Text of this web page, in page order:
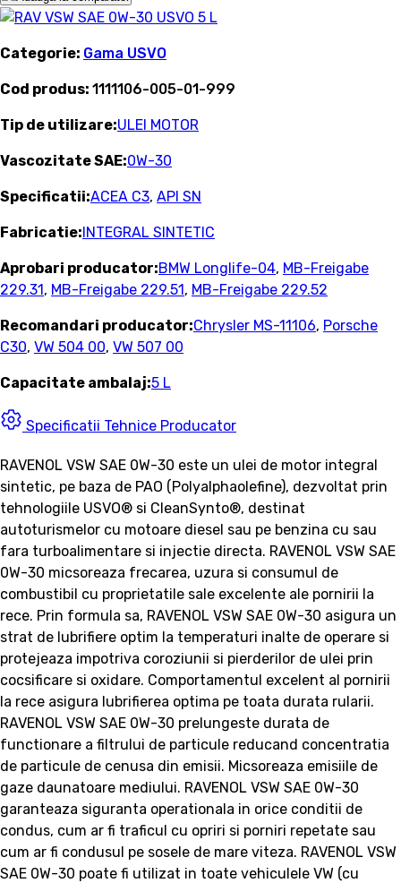
Categorie: Gama USVO
Cod produs: 1111106-005-01-999
Tip de utilizare:ULEI MOTOR
Vascozitate SAE:0W-30
Specificatii:ACEA C3, API SN
Fabricatie:INTEGRAL SINTETIC
Aprobari producator:BMW Longlife-04, MB-Freigabe
229.31, MB-Freigabe 229.51, MB-Freigabe 229.52
Recomandari producator:Chrysler MS-11106, Porsche
C30, VW 504 00, VW 507 00
Capacitate ambalaj:5 L
Specificatii Tehnice Producator
RAVENOL VSW SAE 0W-30 este un ulei de motor integral
sintetic, pe baza de PAO (Polyalphaolefine), dezvoltat prin
tehnologiile USVO® si CleanSynto®, destinat
autoturismelor cu motoare diesel sau pe benzina cu sau
fara turboalimentare si injectie directa. RAVENOL VSW SAE
0W-30 micsoreaza frecarea, uzura si consumul de
combustibil cu proprietatile sale excelente ale pornirii la
rece. Prin formula sa, RAVENOL VSW SAE 0W-30 asigura un
strat de lubrifiere optim la temperaturi inalte de operare si
protejeaza impotriva coroziunii si pierderilor de ulei prin
cocsificare si oxidare. Comportamentul excelent al pornirii
la rece asigura lubrifierea optima pe toata durata rularii.
RAVENOL VSW SAE 0W-30 prelungeste durata de
functionare a filtrului de particule reducand concentratia
de particule de cenusa din emisii. Micsoreaza emisiile de
gaze daunatoare mediului. RAVENOL VSW SAE 0W-30
garanteaza siguranta operationala in orice conditii de
condus, cum ar fi traficul cu opriri si porniri repetate sau
cum ar fi condusul pe sosele de mare viteza. RAVENOL VSW
SAE 0W-30 poate fi utilizat in toate vehiculele VW (cu